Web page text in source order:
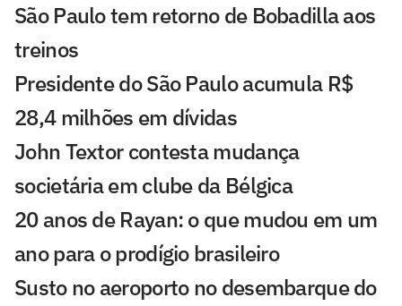
São Paulo tem retorno de Bobadilla aos
treinos
Presidente do São Paulo acumula R$
28,4 milhões em dívidas
John Textor contesta mudança
societária em clube da Bélgica
20 anos de Rayan: o que mudou em um
ano para o prodígio brasileiro
Susto no aeroporto no desembarque do